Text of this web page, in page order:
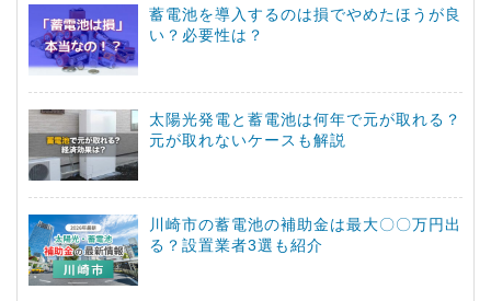
蓄電池を導入するのは損でやめたほうが良
い？必要性は？
太陽光発電と蓄電池は何年で元が取れる？
元が取れないケースも解説
川崎市の蓄電池の補助金は最大〇〇万円出
る？設置業者3選も紹介